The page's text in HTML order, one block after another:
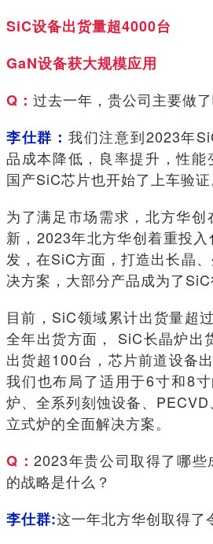
SiC设备出货量超4000台
GaN设备获大规模应用
Q： 过去一年，贵公司主要做
李仕群： 我们注意到2023年
品成本降低，良率提升，性能
国产SiC芯片也开始了上车验证
为了满足市场需求，北方华
新，2023年北方华创着重投
发，在SiC方面，打造出长晶
决方案，大部分产品成为了SiC
目前，SiC领域累计出货量超过
全年出货方面， SiC长晶炉出
出货超100台，芯片前道设备
我们也布局了适用于6寸和8
炉、全系列刻蚀设备、PECVD
立式炉的全面解决方案。
Q：2023年贵公司取得了哪些
的战略是什么？
李仕群:这一年北方华创取得了